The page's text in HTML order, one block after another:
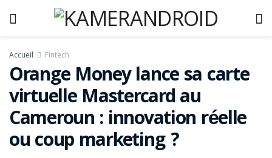
Accueil Fintech
Orange Money lance sa carte
virtuelle Mastercard au
Cameroun : innovation réelle
ou coup marketing ?